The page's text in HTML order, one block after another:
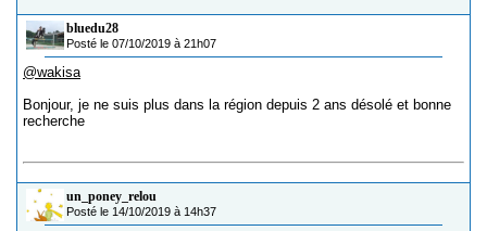
bluedu28
Posté le 07/10/2019 à 21h07
@wakisa
Bonjour, je ne suis plus dans la région depuis 2 ans désolé et bonne
recherche
un_poney_relou
Posté le 14/10/2019 à 14h37